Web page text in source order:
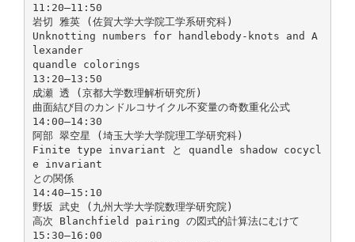
11:20–11:50
岩切 雅英 (佐賀大学大学院工学系研究科)
Unknotting numbers for handlebody-knots and A
lexander
quandle colorings
13:20–13:50
成瀬 透 (京都大学数理解析研究所)
曲面結び目のカンドルコサイクル不変量の奇数重化公式
14:00–14:30
阿部 翠空星 (埼玉大学大学院理工学研究科)
Finite type invariant と quandle shadow cocycl
e invariant
との関係
14:40–15:10
野坂 武史 (九州大学大学院数理学研究院)
高次 Blanchfield pairing の図式的計算法にむけて
15:30–16:00